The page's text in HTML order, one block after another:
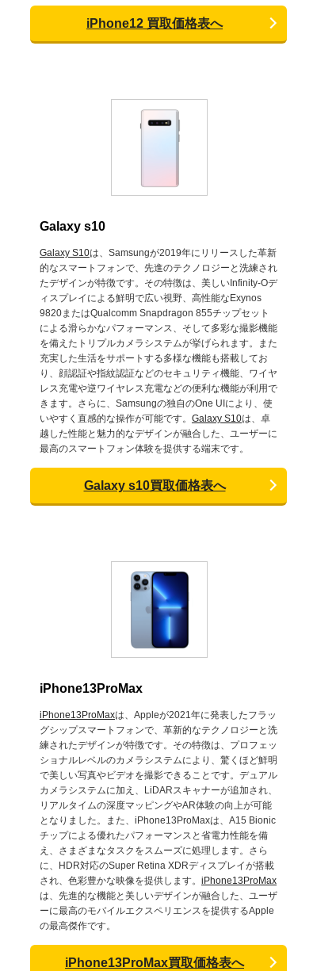
iPhone12 買取価格表へ
Galaxy s10
Galaxy S10は、Samsungが2019年にリリースした革新
的なスマートフォンで、先進のテクノロジーと洗練され
たデザインが特徴です。その特徴は、美しいInfinity-Oデ
ィスプレイによる鮮明で広い視野、高性能なExynos
9820またはQualcomm Snapdragon 855チップセット
による滑らかなパフォーマンス、そして多彩な撮影機能
を備えたトリプルカメラシステムが挙げられます。また
充実した生活をサポートする多様な機能も搭載してお
り、顔認証や指紋認証などのセキュリティ機能、ワイヤ
レス充電や逆ワイヤレス充電などの便利な機能が利用で
きます。さらに、Samsungの独自のOne UIにより、使
いやすく直感的な操作が可能です。 Galaxy S10は、卓
越した性能と魅力的なデザインが融合した、ユーザーに
最高のスマートフォン体験を提供する端末です。
Galaxy s10買取価格表へ
iPhone13ProMax
iPhone13ProMaxは、Appleが2021年に発表したフラッ
グシップスマートフォンで、革新的なテクノロジーと洗
練されたデザインが特徴です。その特徴は、プロフェッ
ショナルレベルのカメラシステムにより、驚くほど鮮明
で美しい写真やビデオを撮影できることです。デュアル
カメラシステムに加え、LiDARスキャナーが追加され、
リアルタイムの深度マッピングやAR体験の向上が可能
となりました。また、iPhone13ProMaxは、A15 Bionic
チップによる優れたパフォーマンスと省電力性能を備
え、さまざまなタスクをスムーズに処理します。さら
に、HDR対応のSuper Retina XDRディスプレイが搭載
され、色彩豊かな映像を提供します。 iPhone13ProMax
は、先進的な機能と美しいデザインが融合した、ユーザ
ーに最高のモバイルエクスペリエンスを提供するApple
の最高傑作です。
iPhone13ProMax買取価格表へ